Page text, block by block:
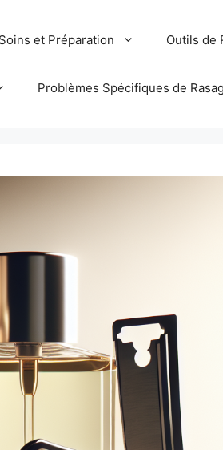
Soins et Préparation Outils de
Problèmes Spécifiques de